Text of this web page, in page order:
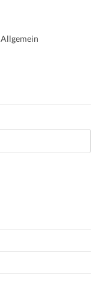
Allgemein